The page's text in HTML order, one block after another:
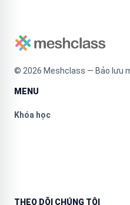
© 2026 Meshclass — Bảo lưu
MENU
Khóa học
THEO DÕI CHÚNG TÔI